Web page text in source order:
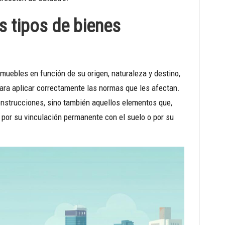
tipos de bienes
en función de su origen, naturaleza y destino,
aplicar correctamente las normas que les afectan.
sino también aquellos elementos que,
su vinculación permanente con el suelo o por su